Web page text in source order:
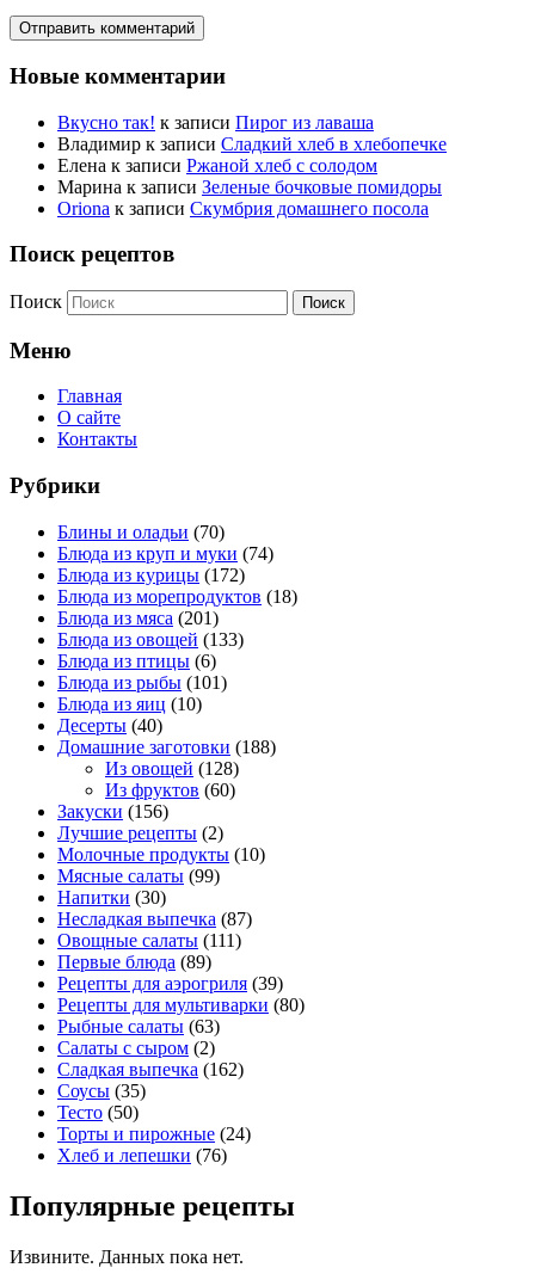
Новые комментарии
Вкусно так! к записи Пирог из лаваша
Владимир к записи Сладкий хлеб в хлебопечке
Елена к записи Ржаной хлеб с солодом
Марина к записи Зеленые бочковые помидоры
Oriona к записи Скумбрия домашнего посола
Поиск рецептов
Поиск
Меню
Главная
О сайте
Контакты
Рубрики
Блины и оладьи (70)
Блюда из круп и муки (74)
Блюда из курицы (172)
Блюда из морепродуктов (18)
Блюда из мяса (201)
Блюда из овощей (133)
Блюда из птицы (6)
Блюда из рыбы (101)
Блюда из яиц (10)
Десерты (40)
Домашние заготовки (188)
Из овощей (128)
Из фруктов (60)
Закуски (156)
Лучшие рецепты (2)
Молочные продукты (10)
Мясные салаты (99)
Напитки (30)
Несладкая выпечка (87)
Овощные салаты (111)
Первые блюда (89)
Рецепты для аэрогриля (39)
Рецепты для мультиварки (80)
Рыбные салаты (63)
Салаты с сыром (2)
Сладкая выпечка (162)
Соусы (35)
Тесто (50)
Торты и пирожные (24)
Хлеб и лепешки (76)
Популярные рецепты
Извините. Данных пока нет.